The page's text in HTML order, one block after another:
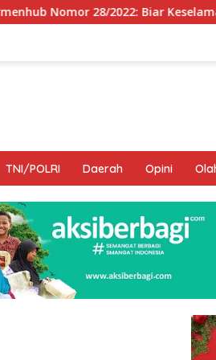
Keselamatan Pelayaran Tak
TNI/POLRI Daerah Opini